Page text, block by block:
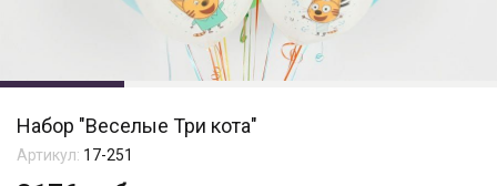
Набор "Веселые Три кота"
Артикул: 17-251